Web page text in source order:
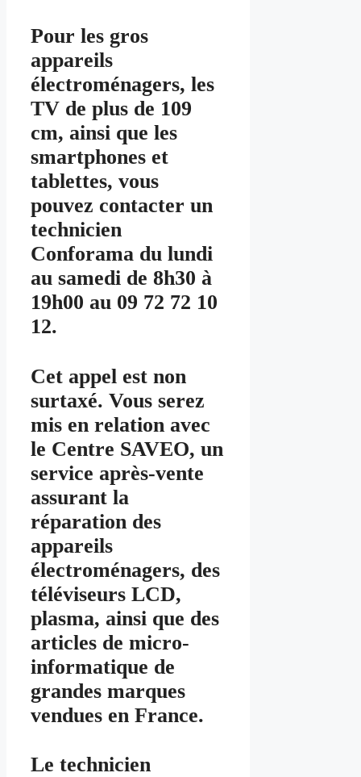
Pour les gros
appareils
électroménagers, les
TV de plus de 109
cm, ainsi que les
smartphones et
tablettes, vous
pouvez contacter un
technicien
Conforama du lundi
au samedi de 8h30 à
19h00 au 09 72 72 10
12.
Cet appel est non
surtaxé. Vous serez
mis en relation avec
le Centre SAVEO, un
service après-vente
assurant la
réparation des
appareils
électroménagers, des
téléviseurs LCD,
plasma, ainsi que des
articles de micro-
informatique de
grandes marques
vendues en France.
Le technicien